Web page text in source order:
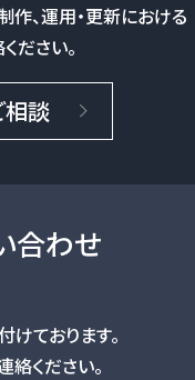
作、運用・更新における
ださい。
相談
合わせ
ております。
ください。